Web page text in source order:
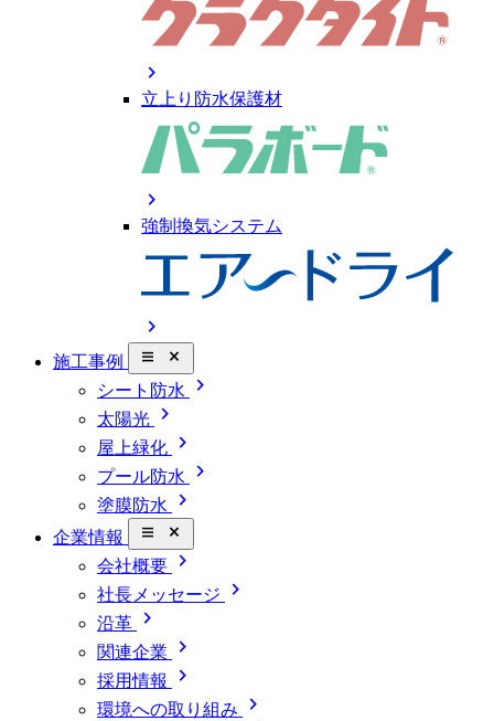
chevron_right
立上り防水保護材
chevron_right
強制換気システム
chevron_right
施工事例 close_small
シート防水 chevron_right
太陽光 chevron_right
屋上緑化 chevron_right
プール防水 chevron_right
塗膜防水 chevron_right
企業情報 close_small
会社概要 chevron_right
社長メッセージ chevron_right
沿革 chevron_right
関連企業 chevron_right
採用情報 chevron_right
環境への取り組み chevron_right